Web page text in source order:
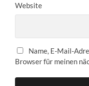
Website
Name, E-Mail-
Browser für meinen